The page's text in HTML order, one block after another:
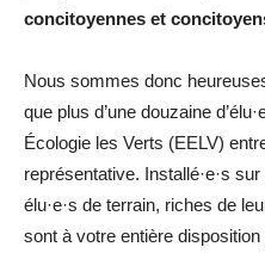
concitoyennes et
Nous sommes donc
que plus d’une douzaine
Écologie les Verts (EELV)
représentative. Installé·e·s
élu·e·s de terrain, riches de
sont à votre entière